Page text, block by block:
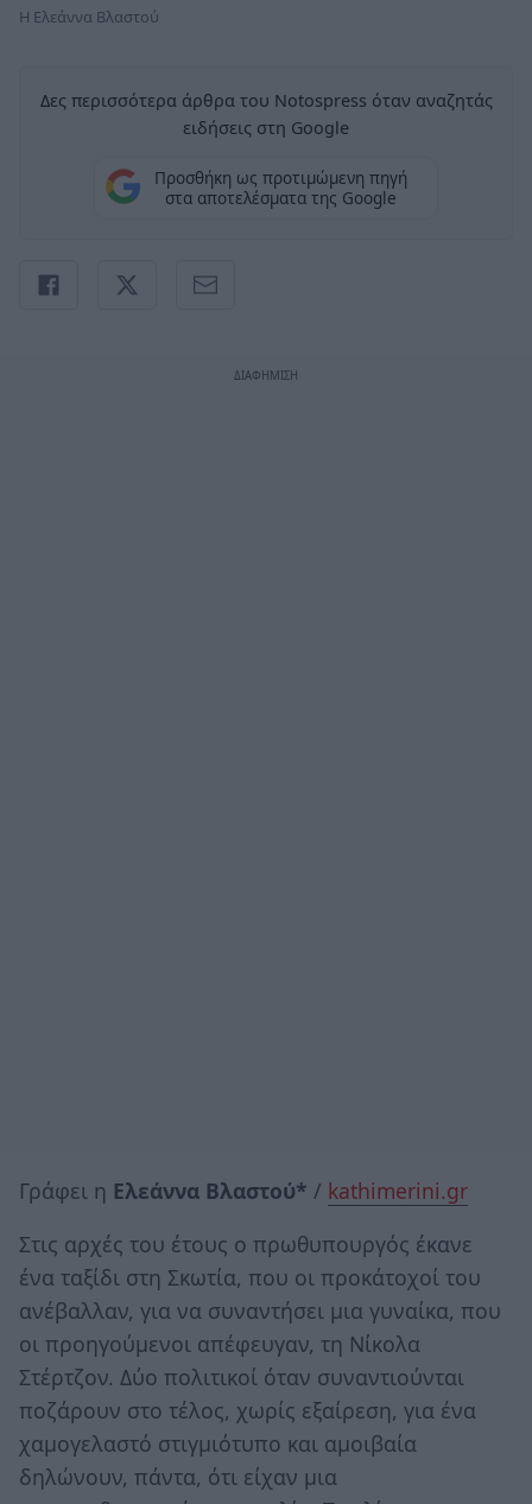
Η Ελεάννα Βλαστού
Δες περισσότερα άρθρα του Notospress όταν αναζητάς
ειδήσεις στη Google
Προσθήκη ως προτιμώμενη πηγή
στα αποτελέσματα της Google
Γράφει η Ελεάννα Βλαστού* / kathimerini.gr
Στις αρχές του έτους ο πρωθυπουργός έκανε
ένα ταξίδι στη Σκωτία, που οι προκάτοχοί του
ανέβαλλαν, για να συναντήσει μια γυναίκα, που
οι προηγούμενοι απέφευγαν, τη Νίκολα
Στέρτζον. Δύο πολιτικοί όταν συναντιούνται
ποζάρουν στο τέλος, χωρίς εξαίρεση, για ένα
χαμογελαστό στιγμιότυπο και αμοιβαία
δηλώνουν, πάντα, ότι είχαν μια